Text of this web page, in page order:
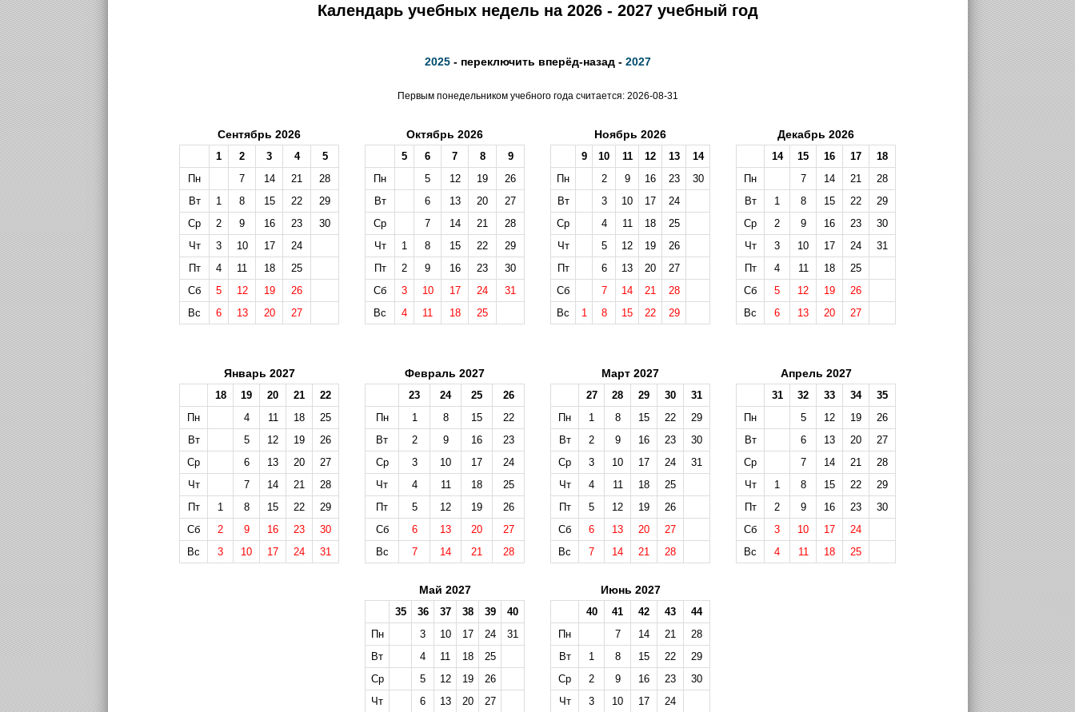
Календарь учебных недель на 2026 - 2027 учебный год
2025- переключить вперёд-назад - 2027
Первым понедельником учебного года считается: 2026-08-31
Сентябрь 2026
1 2 3 4
5
Пн
7 14 21
28
Вт
1 8 15 22
29
Ср
2 9 16 23
30
Чт
3 10 17
24
Пт
4 11 18
25
Сб
5 12 19
26
Вс
6 13 20 27
Октябрь 2026
5 6 7 8
9
Пн
5 12 19
26
Вт
6 13 20
27
Ср
7 14 21
28
Чт
1 8 15 22
29
Пт
2 9 16 23
30
Сб
3 10 17 24
31
Вс
4 11 18 25
Ноябрь 2026
9 10 11 12 13
14
Пн
2 9 16 23
30
Вт
3 10 17
24
Ср
4 11 18
25
Чт
5 12 19
26
Пт
6 13 20
27
Сб
7 14 21
28
Вс
1 8 15 22 29
Декабрь 2026
14 15 16 17
18
Пн
7 14 21
28
Вт
1 8 15 22
29
Ср
2 9 16 23
30
Чт
3 10 17 24
31
Пт
4 11 18
25
Сб
5 12 19
26
Вс
6 13 20 27
Январь 2027
18 19 20 21
22
Пн
4 11 18
25
Вт
5 12 19
26
Ср
6 13 20
27
Чт
7 14 21
28
Пт
1 8 15 22
29
Сб
2 9 16 23
30
Вс
3 10 17 24 31
Февраль 2027
23 24 25
26
Пн
1 8 15
22
Вт
2 9 16
23
Ср
3 10 17
24
Чт
4 11 18
25
Пт
5 12 19
26
Сб
6 13 20
27
Вс
7 14 21 28
Март 2027
27 28 29 30
31
Пн
1 8 15 22
29
Вт
2 9 16 23
30
Ср
3 10 17 24
31
Чт
4 11 18
25
Пт
5 12 19
26
Сб
6 13 20
27
Вс
7 14 21 28
Апрель 2027
31 32 33 34
35
Пн
5 12 19
26
Вт
6 13 20
27
Ср
7 14 21
28
Чт
1 8 15 22
29
Пт
2 9 16 23
30
Сб
3 10 17
24
Вс
4 11 18 25
Май 2027
35 36 37 38 39
40
Пн
3 10 17 24
31
Вт
4 11 18
25
Ср
5 12 19
26
Чт
6 13 20 27
Июнь 2027
40 41 42 43
44
Пн
7 14 21
28
Вт
1 8 15 22
29
Ср
2 9 16 23
30
Чт
3 10 17 24